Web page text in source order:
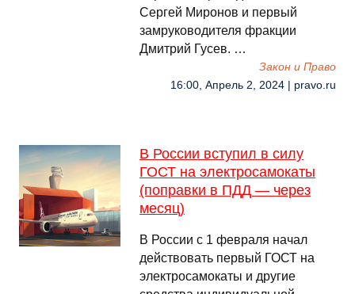
Сергей Миронов и первый
замруководителя фракции
Дмитрий Гусев. …
Закон и Право
16:00, Апрель 2, 2024 | pravo.ru
В России вступил в силу
ГОСТ на электросамокаты
(поправки в ПДД — через
месяц)
В России с 1 февраля начал
действовать первый ГОСТ на
электросамокаты и другие